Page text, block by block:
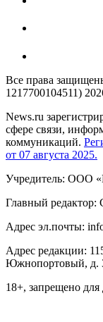
Все права
1217700104511)
News.ru
сфере связи,
коммуникаций.
от 07 августа 2025.
Учредитель:
Главный редактор:
Адрес эл.почты:
Адрес редакции:
Южнопортовый, д.
18+, запрещено для